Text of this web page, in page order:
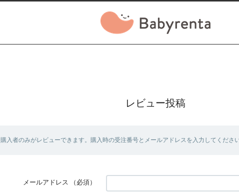
レビュー投稿
購入者のみがレビューできます。購入時の受注番号とメールアドレスを入力してください
メールアドレス （必須）